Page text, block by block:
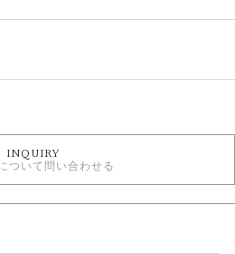
Blue ＞ 婚約指輪
向いていられるように、
INQUIRY
ついて問い合わせる